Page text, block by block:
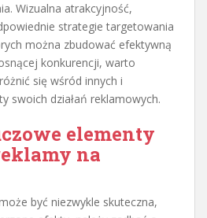
Wizualna atrakcyjność,
strategie targetowania
można zbudować efektywną
konkurencji, warto
się wśród innych i
swoich działań reklamowych.
elementy
na
być niezwykle skuteczna,